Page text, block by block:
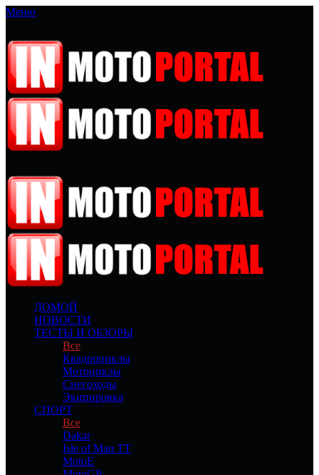
Меню
ДОМОЙ
НОВОСТИ
ТЕСТЫ И ОБЗОРЫ
Все
Квадроциклы
Мотоциклы
Снегоходы
Экипировка
СПОРТ
Все
Dakar
Isle of Man TT
MotoE